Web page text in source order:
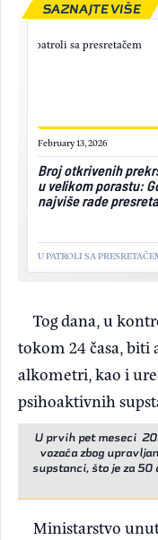
February 13, 2026
Broj otkrivenih
u velikom porastu:
najviše rade
U PATROLI SA
SAZNAJTE VIŠE
Tog dana, u
tokom 24 časa, biti
alkometri, kao i
psihoaktivnih
U prvih pet meseci
vozača zbog
supstanci, što je za 50
Ministarstvo